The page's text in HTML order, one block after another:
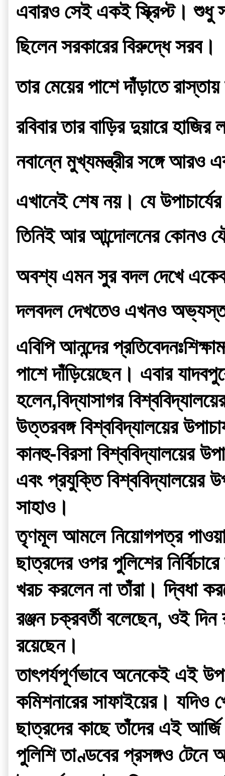
এবারও সেই একই স্ক্রিপ্ট। শুধু
ছিলেন সরকারের বিরুদ্ধে সরব।
তার মেয়ের পাশে দাঁড়াতে
রবিবার তার বাড়ির দুয়ারে
নবান্নে মুখ্যমন্ত্রীর সঙ্গে
এখানেই শেষ নয়। যে
তিনিই আর আন্দোলনের কোনও
অবশ্য এমন সুর বদল দেখে
দলবদল দেখতেও এখনও অভ্যস্ত
এবিপি আনন্দের প্রতিবেদনঃ
পাশে দাঁড়িয়েছেন। এবার
হলেন,বিদ্যাসাগর
উত্তরবঙ্গ বিশ্ববিদ্যালয়ের
কানহু-বিরসা বিশ্ববিদ্যালয়ের
এবং প্রযুক্তি বিশ্ববিদ্যালয়ের
সাহাও।
তৃণমূল আমলে নিয়োগপত্র পাওয়া
ছাত্রদের ওপর পুলিশের
খরচ করলেন না তাঁরা। দ্বিধা
রঞ্জন চক্রবর্তী বলেছেন, ওই দিন
রয়েছেন।
তাৎপর্যপূর্ণভাবে অনেকেই এই
কমিশনারের সাফাইয়ের। যদিও
ছাত্রদের কাছে তাঁদের এই
পুলিশি তাণ্ডবের প্রসঙ্গও